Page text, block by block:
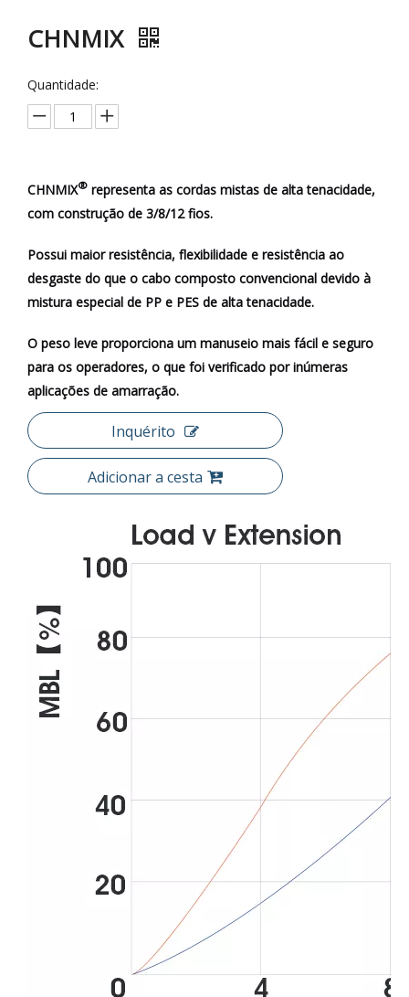
CHNMIX
Quantidade:
CHNMIX® representa as cordas mistas de alta tenacidade,
com construção de 3/8/12 fios.
Possui maior resistência, flexibilidade e resistência ao
desgaste do que o cabo composto convencional devido à
mistura especial de PP e PES de alta tenacidade.
O peso leve proporciona um manuseio mais fácil e seguro
para os operadores, o que foi verificado por inúmeras
aplicações de amarração.
Inquérito
Adicionar a cesta